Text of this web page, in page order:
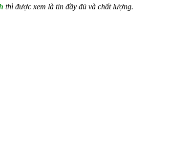
thì được xem là tin đầy đủ và chất lượng.